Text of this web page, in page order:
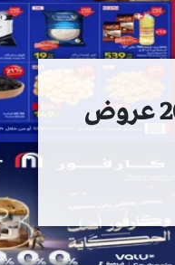
عروض كارفور مصر اليوم حتى 11 فبراير 2026 عروض